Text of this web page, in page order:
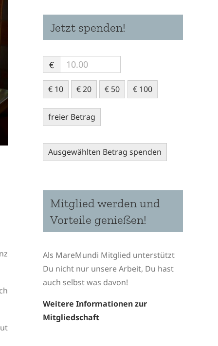
Jetzt spenden!
€
€ 10 € 20 € 50 € 100
freier Betrag
Ausgewählten Betrag spenden
Mitglied werden und
Vorteile genießen!
Als MareMundi Mitglied unterstützt
Du nicht nur unsere Arbeit, Du hast
auch selbst was davon!
Weitere Informationen zur
Mitgliedschaft